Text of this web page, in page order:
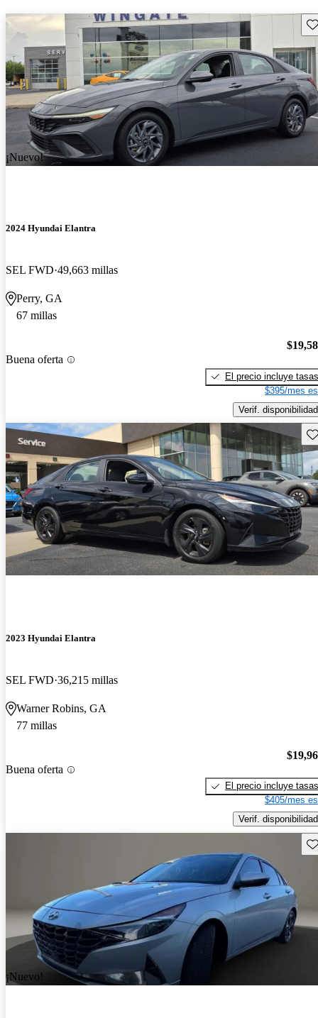
¡Nuevo!
2024 Hyundai Elantra
SEL FWD 49,663 millas
Perry, GA
67 millas
Buena oferta
El precio incluye tasas
$395/mes
Verif. disponibilidad
2023 Hyundai Elantra
SEL FWD 36,215 millas
Warner Robins, GA
77 millas
Buena oferta
El precio incluye tasas
$405/mes
Verif. disponibilidad
¡Nuevo!